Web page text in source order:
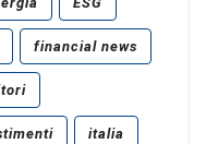
financial news
italia